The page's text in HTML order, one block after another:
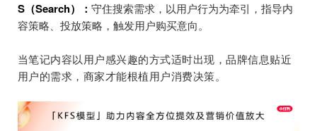
S（Search）： 守住搜索需求，以用户行为为牵引，指导内
容策略、投放策略，触发用户购买意向。
当笔记内容以用户感兴趣的方式适时出现，品牌信息贴近
用户的需求，商家才能根植用户消费决策。